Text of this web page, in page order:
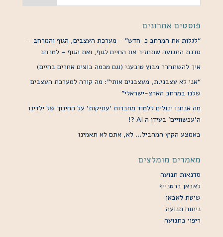
פוסטים אחרונים
“לגלות את המרחב כ-חדש” – מערכת העצבים, הגוף והמרחב –
סדנת התנועה שתחזיר את החיים לגוף, ואת הגוף – למרחב
איך להשתחרר מבוץ טובעני (וגם מכמה בוצים אחרים בחיים)
“אני לא עצבני.ת, מעצבנים אותי”: מה קורה למערכת העצבים
שלנו במרחב הארצ-ישראלי”
מה אנחנו יכולים ללמוד מחברות ‘עתיקות’ על החינוך של ילדינו
ה’עכשוויים’ בעידן ה AI ?!
באמצע הקיץ המהביל… לא, אתם לא תאמינו
מאמרים מומלצים
סדנאות תנועה
לאבאן ברטנייף
שיטת לאבאן
ניתוח תנועה
ריפוי בתנועה